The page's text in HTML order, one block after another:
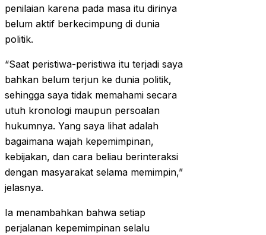
penilaian karena pada masa itu dirinya
belum aktif berkecimpung di dunia
politik.
“Saat peristiwa-peristiwa itu terjadi saya
bahkan belum terjun ke dunia politik,
sehingga saya tidak memahami secara
utuh kronologi maupun persoalan
hukumnya. Yang saya lihat adalah
bagaimana wajah kepemimpinan,
kebijakan, dan cara beliau berinteraksi
dengan masyarakat selama memimpin,”
jelasnya.
Ia menambahkan bahwa setiap
perjalanan kepemimpinan selalu